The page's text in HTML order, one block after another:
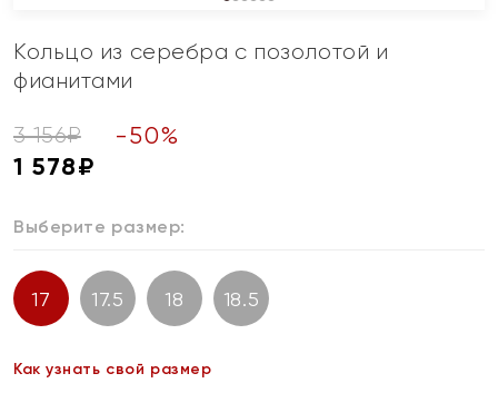
Кольцо из серебра с позолотой и
фианитами
3 156₽ -50%
1 578₽
Выберите размер:
17 17.5 18 18.5
Как узнать свой размер